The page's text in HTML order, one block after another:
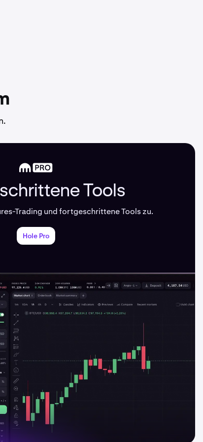
Tools
Trading und fortgeschrittene Tools zu.
Hole Pro